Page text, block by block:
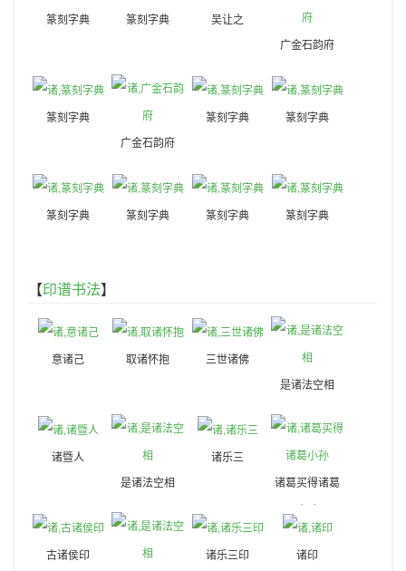
篆刻字典 篆刻字典
吴让之
广金石韵府
篆刻字典
广金石韵府
篆刻字典 篆刻字典
篆刻字典 篆刻字典 篆刻字典 篆刻字典
【印谱书法】
意诸己 取诸怀抱
三世诸佛
是诸法空相
诸暨人
是诸法空相
诸乐三
诸葛买得诸葛
小孙
古诸侯印
诸乐三印 诸印